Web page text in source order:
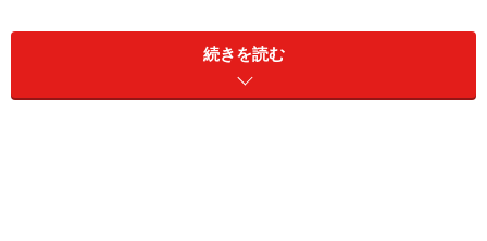
もうこれは、宿命のようなもの。どこにいても、いずれ
はリーダーに収まる星の下に生まれついているのです。
幸いにも周りから同情と協力は集まりますから、相談し
続きを読む